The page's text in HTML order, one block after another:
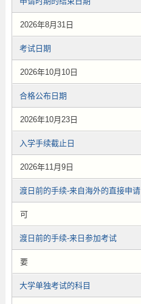
2026年8月31日
考试日期
2026年10月10日
合格公布日期
2026年10月23日
入学手续截止日
2026年11月9日
渡日前的手续-来自海外的直接申请
可
渡日前的手续-来日参加考试
要
大学单独考试的科目